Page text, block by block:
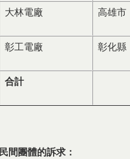
大林電廠 高雄市
彰工電廠 彰化縣
合計
民間團體的訴求：